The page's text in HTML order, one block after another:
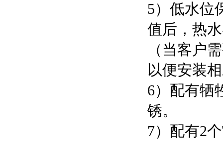
5）低水位
值后，热
（当客户
以便安装
6）配有牺
锈。
7）配有2